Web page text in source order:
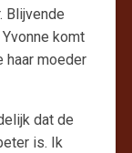
Blijvende
komt
haar moeder
dat de
is. Ik